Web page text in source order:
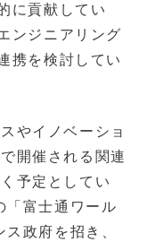
に貢献してい
ンジニアリング
携を検討してい
やイノベーショ
開催される関連
予定としてい
「富士通ワール
政府を招き、